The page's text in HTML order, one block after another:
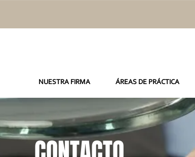
NUESTRA FIRMA ÁREAS DE PRÁCTICA